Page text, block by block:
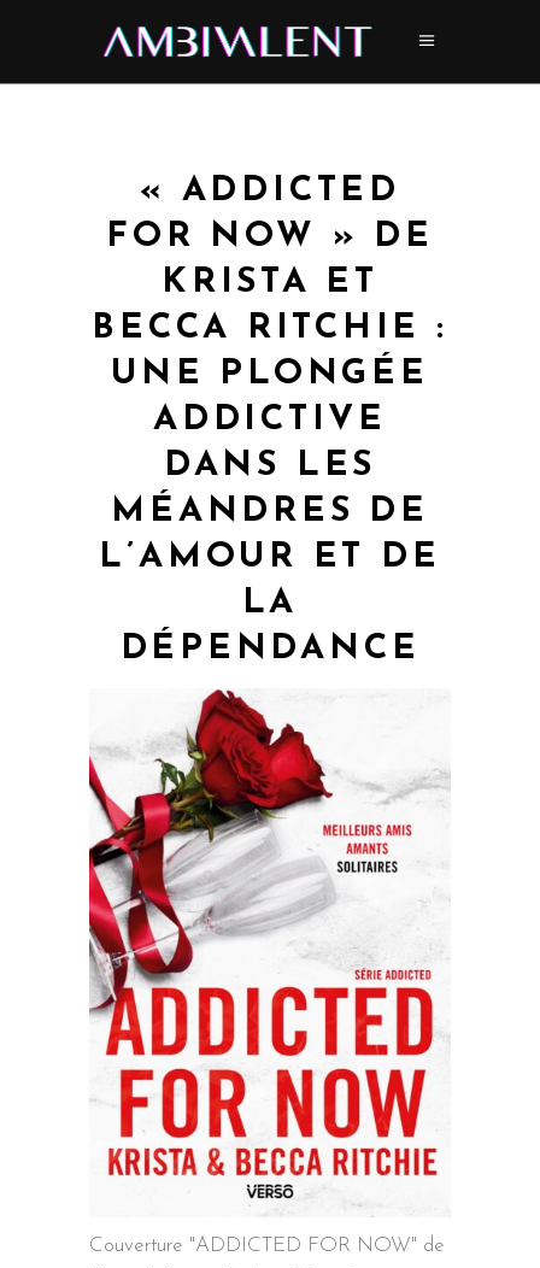
« ADDICTED
FOR NOW » DE
KRISTA ET
BECCA RITCHIE :
UNE PLONGÉE
ADDICTIVE
DANS LES
MÉANDRES DE
L’AMOUR ET DE
LA
DÉPENDANCE
Couverture "ADDICTED FOR NOW" de